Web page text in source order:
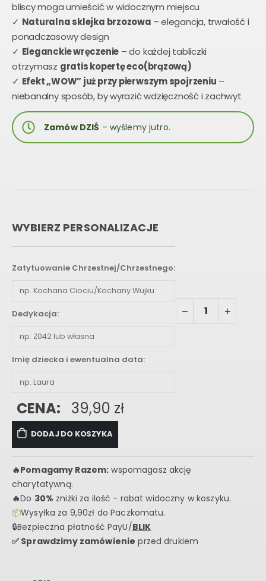
bliscy moga umieścić w widocznym miejscu
✓ Naturalna sklejka brzozowa – elegancja, trwałość i
ponadczasowy design
✓ Eleganckie wręczenie – do każdej tabliczki
otrzymasz gratis kopertę eco(brązową)
✓ Efekt „WOW” już przy pierwszym spojrzeniu –
niebanalny sposób, by wyrazić wdzięczność i zachwyt
Zamów DZIŚ – wyślemy jutro.
WYBIERZ PERSONALIZACJE
Zatytuowanie Chrzestnej/Chrzestnego:
Dedykacja:
Imię dziecka i ewentualna data:
CENA: 39,90 zł
DODAJ DO KOSZYKA
🔥Pomagamy Razem: wspomagasz akcję
charytatywną.
🔥Do 30% zniżki za ilość - rabat widoczny w koszyku.
📦Wysyłka za 9,90zł do Paczkomatu.
🔒Bezpieczna płatność PayU/BLIK
✅ Sprawdzimy zamówienie przed drukiem